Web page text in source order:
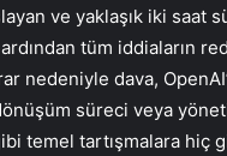
ve yaklaşık iki saat
tüm iddiaların
nedeniyle dava,
süreci veya
temel tartışmalara hiç